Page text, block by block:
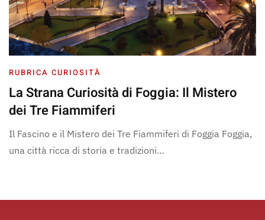
RUBRICA CURIOSITÀ
La Strana Curiosità di Foggia: Il Mistero
dei Tre Fiammiferi
Il Fascino e il Mistero dei Tre Fiammiferi di Foggia Foggia,
una città ricca di storia e tradizioni…